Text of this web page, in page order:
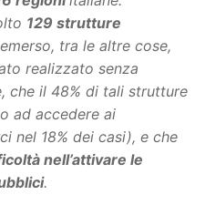
129 strutture
tra le altre cose,
realizzato senza
che il 48% di tali strutture
ad accedere ai
nel 18% dei casi), e che
nell’attivare le
.